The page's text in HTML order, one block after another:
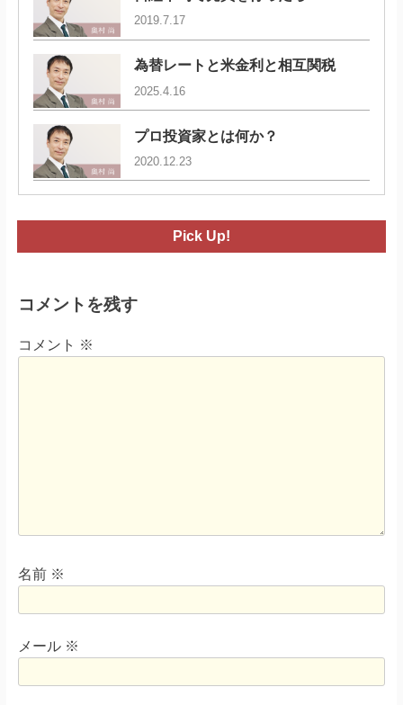
2019.7.17
為替レートと米金利と相互関税
2025.4.16
プロ投資家とは何か？
2020.12.23
Pick Up!
コメントを残す
コメント ※
名前 ※
メール ※